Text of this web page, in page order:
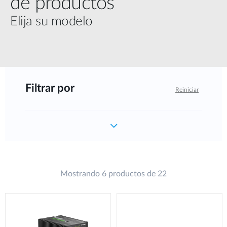
Elija su modelo
Filtrar por Reiniciar
Mostrando 6 productos de 22